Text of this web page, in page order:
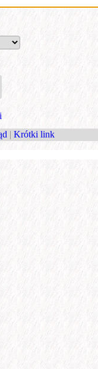
| Krótki link